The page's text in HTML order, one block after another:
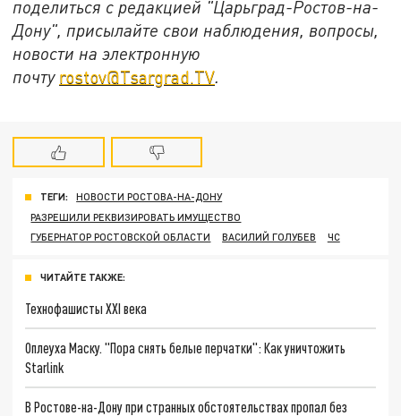
поделиться с редакцией "Царьград-Ростов-на-
Дону", присылайте свои наблюдения, вопросы,
новости на электронную
почту rostov@Tsargrad.ТV.
ТЕГИ:
НОВОСТИ РОСТОВА-НА-ДОНУ
РАЗРЕШИЛИ РЕКВИЗИРОВАТЬ ИМУЩЕСТВО
ГУБЕРНАТОР РОСТОВСКОЙ ОБЛАСТИ
ВАСИЛИЙ ГОЛУБЕВ ЧС
ЧИТАЙТЕ ТАКЖЕ:
Технофашисты XXI века
Оплеуха Маску. "Пора снять белые перчатки": Как уничтожить
Starlink
В Ростове-на-Дону при странных обстоятельствах пропал без